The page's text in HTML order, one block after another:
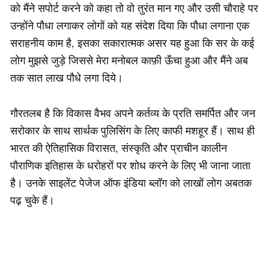
को मैंने सपोर्ट करने को कहा तो वो तुरंत मान गए और उसी चौराहे पर
उन्होंने पौधा लगाकर लोगों को यह संदेश दिया कि पौधा लगाना एक
सराहनीय काम है, इसका सकारात्मक असर यह हुआ कि सर के कई
लोग मुझसे जुड़े जिससे मेरा मनोबल काफ़ी ऊँचा हुआ और मैंने अब
तक सात लाख पौधे लगा दिये।
गौरतलब है कि विकास वैभव अपने कर्तव्य के प्रति समर्पित और जन
सरोकार के साथ सार्थक पुलिसिंग के लिए काफी मशहूर हैं। साथ ही
भारत की ऐतिहासिक विरासत, संस्कृति और प्राचीन कालीन
पौराणिक इतिहास के धरोहरों पर शोध करने के लिए भी जाना जाता
है। उनके साइलेंट पेजेज ऑफ इंडिया ब्लॉग को लाखों लोग अबतक
पढ़ चुके हैं।